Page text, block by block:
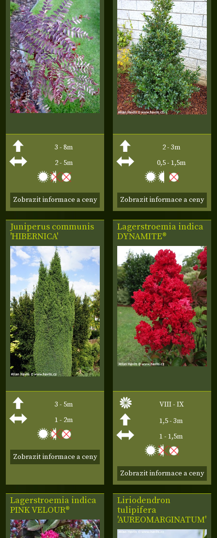
3 - 8m
2 - 5m
Zobrazit informace a ceny
2 - 3m
0,5 - 1,5m
Zobrazit informace a ceny
Juniperus communis
'HIBERNICA'
3 - 5m
1 - 2m
Zobrazit informace a ceny
Lagerstroemia indica
DYNAMITE®
VIII - IX
1,5 - 3m
1 - 1,5m
Zobrazit informace a ceny
Lagerstroemia indica
PINK VELOUR®
Liriodendron
tulipifera
'AUREOMARGINATUM'